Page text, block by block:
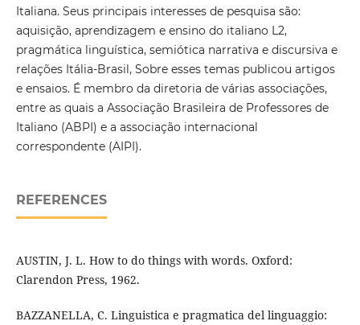
Italiana. Seus principais interesses de pesquisa são:
aquisição, aprendizagem e ensino do italiano L2,
pragmática linguística, semiótica narrativa e discursiva e
relações Itália-Brasil, Sobre esses temas publicou artigos
e ensaios. É membro da diretoria de várias associações,
entre as quais a Associação Brasileira de Professores de
Italiano (ABPI) e a associação internacional
correspondente (AIPI).
REFERENCES
AUSTIN, J. L. How to do things with words. Oxford:
Clarendon Press, 1962.
BAZZANELLA, C. Linguistica e pragmatica del linguaggio: